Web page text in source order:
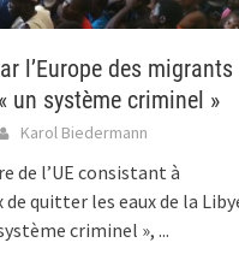
l’Europe des migrants
un système criminel »
Karol Biedermann
de l’UE consistant à
quitter les eaux de la
criminel », ...